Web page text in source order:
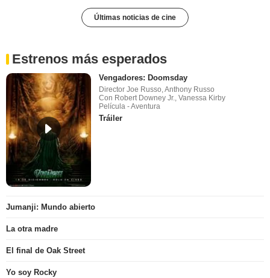
Últimas noticias de cine
Estrenos más esperados
Vengadores: Doomsday
Director Joe Russo, Anthony Russo
Con Robert Downey Jr., Vanessa Kirby
Película - Aventura
Tráiler
Jumanji: Mundo abierto
La otra madre
El final de Oak Street
Yo soy Rocky